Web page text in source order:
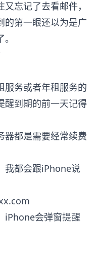
忘记了去看邮件，
的第一眼还以为是广
服务或者年租服务的
醒到期的前一天记得
器都是需要经常续费
我都会跟iPhone说
iPhone会弹窗提醒